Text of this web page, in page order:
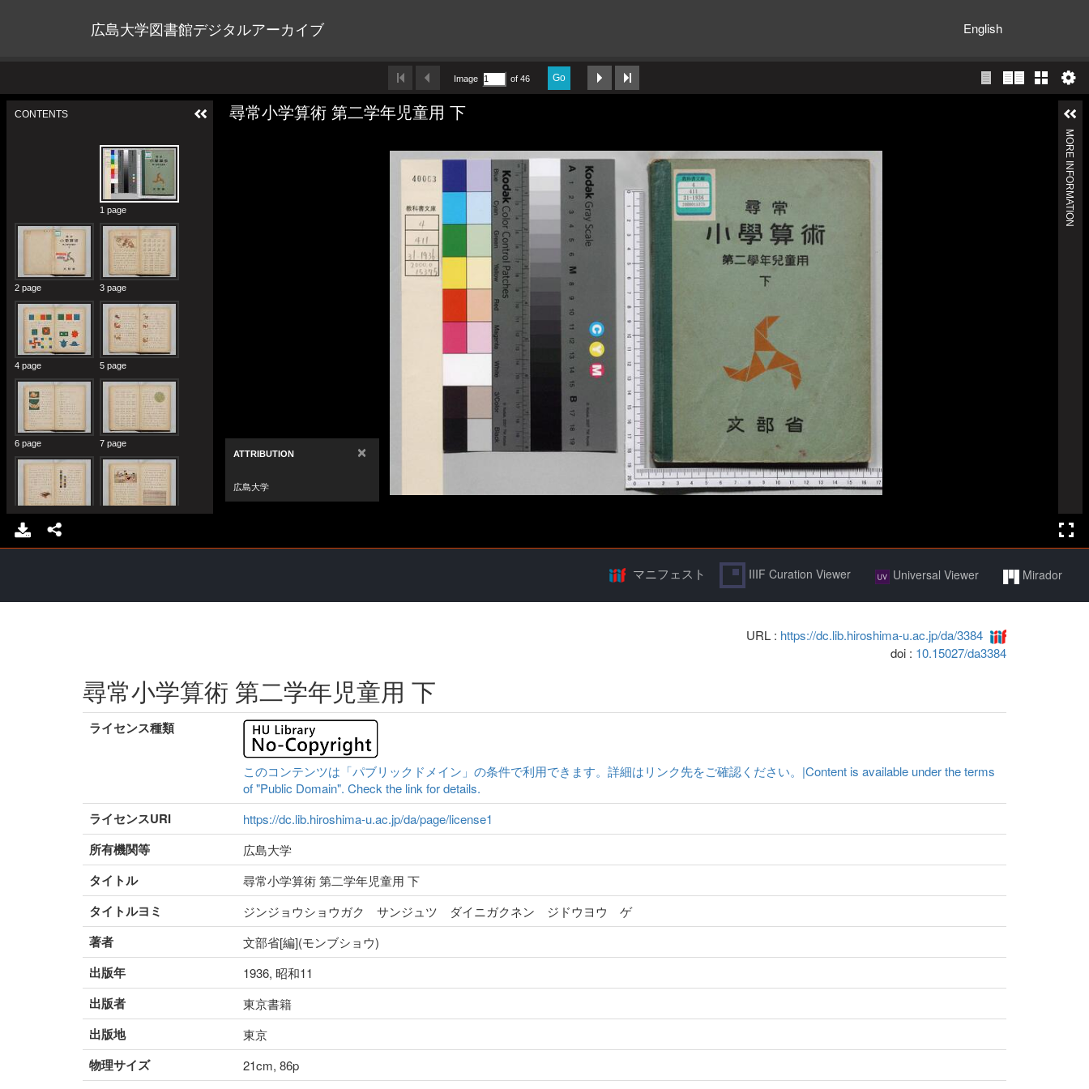
広島大学図書館デジタルアーカイブ English
マニフェスト IIIF Curation Viewer Universal Viewer Mirador
URL : https://dc.lib.hiroshima-u.ac.jp/da/3384
doi : 10.15027/da3384
尋常小学算術 第二学年児童用 下
ライセンス種類
このコンテンツは「パブリックドメイン」の条件で利用できます。詳細はリンク先をご確認ください。|Content is available under the terms
of "Public Domain". Check the link for details.
ライセンスURI https://dc.lib.hiroshima-u.ac.jp/da/page/license1
所有機関等 広島大学
タイトル 尋常小学算術 第二学年児童用 下
タイトルヨミ ジンジョウショウガク サンジュツ ダイニガクネン ジドウヨウ ゲ
著者 文部省[編](モンブショウ)
出版年 1936, 昭和11
出版者 東京書籍
出版地 東京
物理サイズ 21cm, 86p